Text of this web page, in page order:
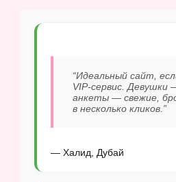
“Идеальный сайт,
VIP-сервис. Девушки
анкеты — свежие,
в несколько кликов.”
— Халид, Дубай